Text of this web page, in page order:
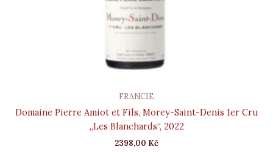
FRANCIE
Domaine Pierre Amiot et Fils, Morey-Saint-Denis 1er Cru
„Les Blanchards“, 2022
2398,00 Kč